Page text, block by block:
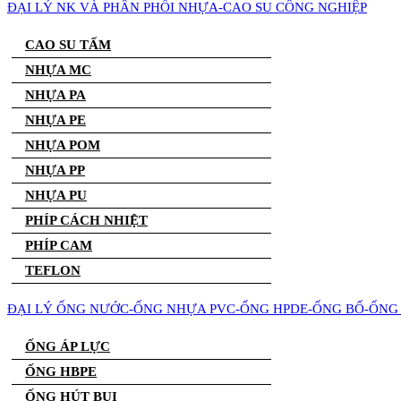
ĐẠI LÝ NK VÀ PHÂN PHỐI NHỰA-CAO SU CÔNG NGHIỆP
CAO SU TẤM
NHỰA MC
NHỰA PA
NHỰA PE
NHỰA POM
NHỰA PP
NHỰA PU
PHÍP CÁCH NHIỆT
PHÍP CAM
TEFLON
ĐẠI LÝ ỐNG NƯỚC-ỐNG NHỰA PVC-ỐNG HPDE-ỐNG BỐ-
ỐNG ÁP LỰC
ỐNG HBPE
ỐNG HÚT BỤI